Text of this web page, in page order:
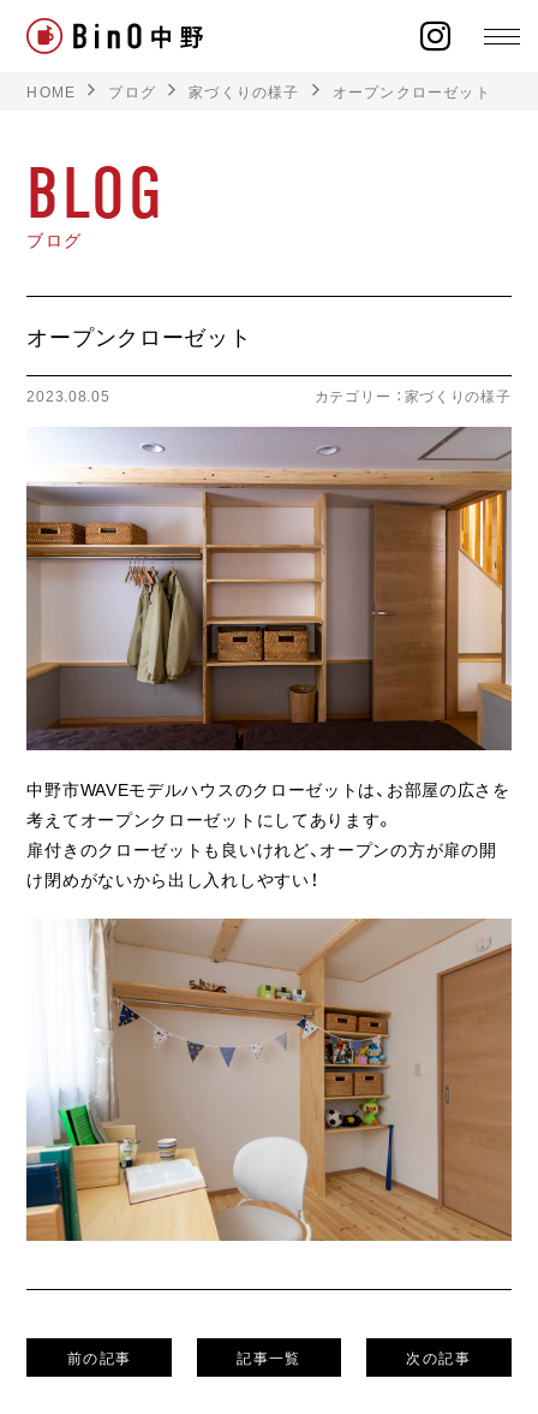
ラインナップ
施工事例
オーナー様の声
モデルハウス
ライフスタイル
クオリティ
ブログ
会社概要
スタッフ紹介
採用情報
HOME ブログ 家づくりの様子 オープンクローゼット
BLOG
ブログ
オープンクローゼット
2023.08.05 カテゴリー ： 家づくりの様子
中野市WAVEモデルハウスのクローゼットは、お部屋の広さを
考えてオープンクローゼットにしてあります。
扉付きのクローゼットも良いけれど、オープンの方が扉の開
け閉めがないから出し入れしやすい！
前の記事 記事一覧 次の記事